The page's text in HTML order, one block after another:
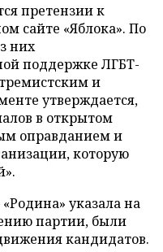
претензии к
сайте «Яблока». По
них
поддержке ЛГБТ-
и
утверждается,
в открытом
оправданием и
которую
указала на
партии, были
кандидатов.